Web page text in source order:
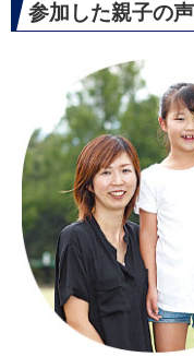
参加した親子の声